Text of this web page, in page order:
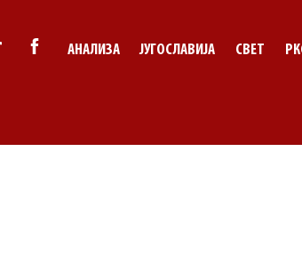
АНАЛИЗА ЈУГОСЛАВИЈА СВЕТ